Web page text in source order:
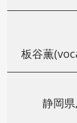
板谷薫
静岡